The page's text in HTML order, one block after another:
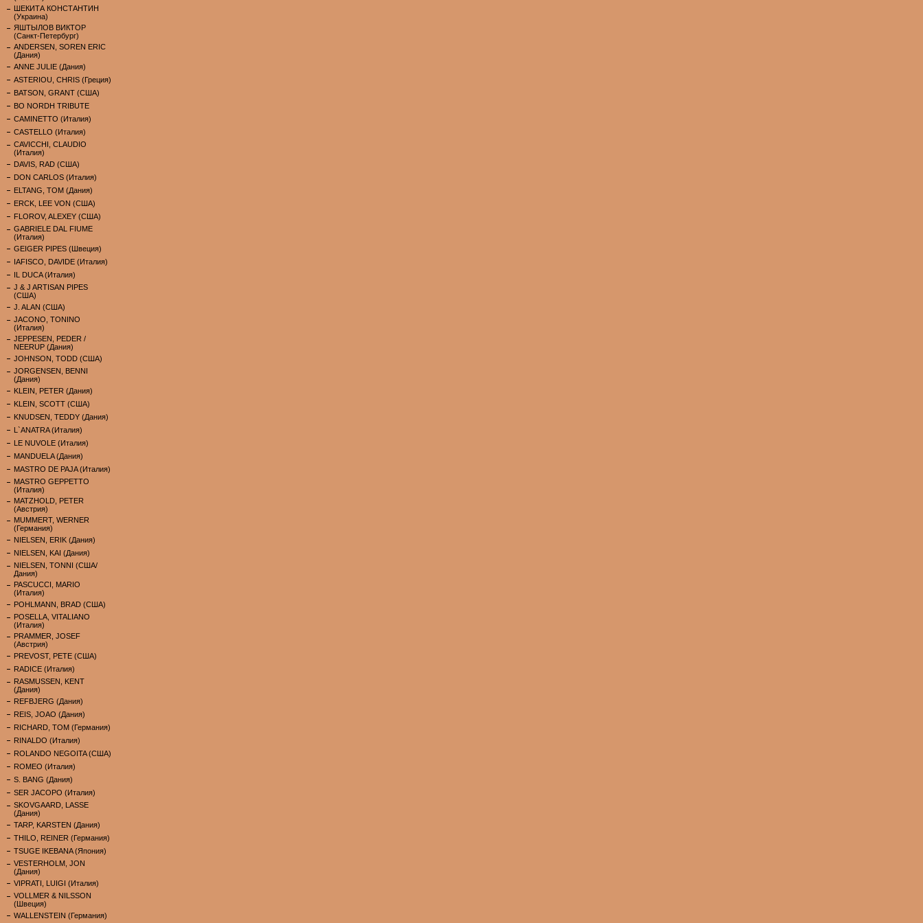
ШЕКИТА КОНСТАНТИН
(Украина)
ЯШТЫЛОВ ВИКТОР
(Санкт-Петербург)
ANDERSEN, SOREN ERIC
(Дания)
ANNE JULIE (Дания)
ASTERIOU, CHRIS (Греция)
BATSON, GRANT (США)
BO NORDH TRIBUTE
CAMINETTO (Италия)
CASTELLO (Италия)
CAVICCHI, CLAUDIO
(Италия)
DAVIS, RAD (США)
DON CARLOS (Италия)
ELTANG, TOM (Дания)
ERCK, LEE VON (США)
FLOROV, ALEXEY (США)
GABRIELE DAL FIUME
(Италия)
GEIGER PIPES (Швеция)
IAFISCO, DAVIDE (Италия)
IL DUCA (Италия)
J & J ARTISAN PIPES
(США)
J. ALAN (США)
JACONO, TONINO
(Италия)
JEPPESEN, PEDER /
NEERUP (Дания)
JOHNSON, TODD (США)
JORGENSEN, BENNI
(Дания)
KLEIN, PETER (Дания)
KLEIN, SCOTT (США)
KNUDSEN, TEDDY (Дания)
L`ANATRA (Италия)
LE NUVOLE (Италия)
MANDUELA (Дания)
MASTRO DE PAJA (Италия)
MASTRO GEPPETTO
(Италия)
MATZHOLD, PETER
(Австрия)
MUMMERT, WERNER
(Германия)
NIELSEN, ERIK (Дания)
NIELSEN, KAI (Дания)
NIELSEN, TONNI (США/
Дания)
PASCUCCI, MARIO
(Италия)
POHLMANN, BRAD (США)
POSELLA, VITALIANO
(Италия)
PRAMMER, JOSEF
(Австрия)
PREVOST, PETE (США)
RADICE (Италия)
RASMUSSEN, KENT
(Дания)
REFBJERG (Дания)
REIS, JOAO (Дания)
RICHARD, TOM (Германия)
RINALDO (Италия)
ROLANDO NEGOITA (США)
ROMEO (Италия)
S. BANG (Дания)
SER JACOPO (Италия)
SKOVGAARD, LASSE
(Дания)
TARP, KARSTEN (Дания)
THILO, REINER (Германия)
TSUGE IKEBANA (Япония)
VESTERHOLM, JON
(Дания)
VIPRATI, LUIGI (Италия)
VOLLMER & NILSSON
(Швеция)
WALLENSTEIN (Германия)